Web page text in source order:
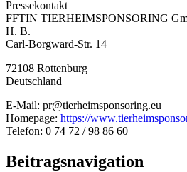
Pressekontakt
FFTIN TIERHEIMSPONSORING
H. B.
Carl-Borgward-Str. 14
72108 Rottenburg
Deutschland
E-Mail: pr@tierheimsponsoring.eu
Homepage: https://
Telefon: 0 74 72 / 98 86 60
Beitragsnavigation